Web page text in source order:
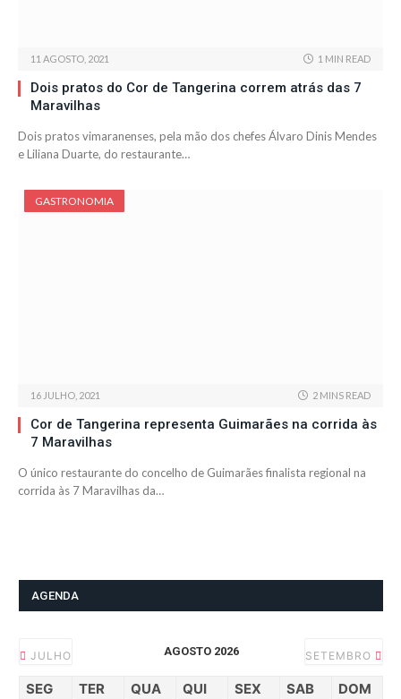
11 AGOSTO, 2021 1 MIN READ
Dois pratos do Cor de Tangerina correm atrás das 7
Maravilhas
Dois pratos vimaranenses, pela mão dos chefes Álvaro Dinis Mendes
e Liliana Duarte, do restaurante…
GASTRONOMIA
16 JULHO, 2021 2 MINS READ
Cor de Tangerina representa Guimarães na corrida às
7 Maravilhas
O único restaurante do concelho de Guimarães finalista regional na
corrida às 7 Maravilhas da…
AGENDA
JULHO AGOSTO 2026 SETEMBRO
SEG TER QUA QUI SEX SAB DOM